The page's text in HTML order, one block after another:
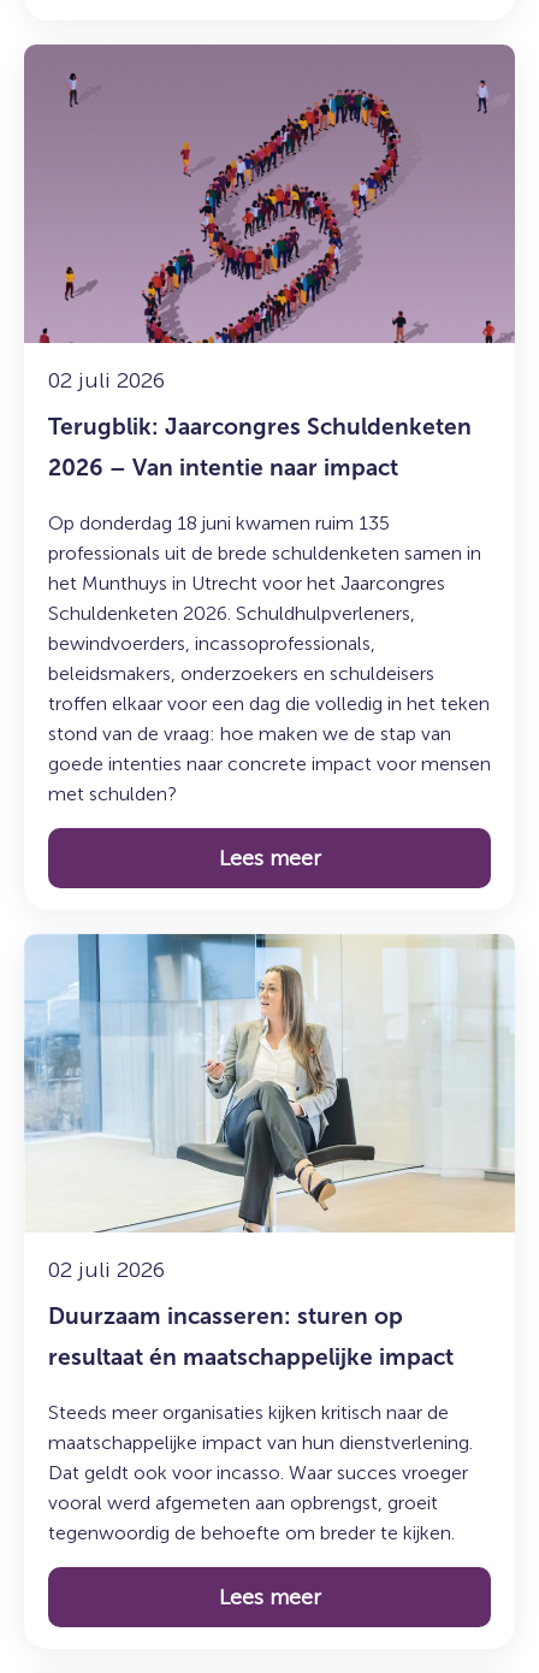
02 juli 2026
Terugblik: Jaarcongres Schuldenketen
2026 – Van intentie naar impact
Op donderdag 18 juni kwamen ruim 135
professionals uit de brede schuldenketen samen in
het Munthuys in Utrecht voor het Jaarcongres
Schuldenketen 2026. Schuldhulpverleners,
bewindvoerders, incassoprofessionals,
beleidsmakers, onderzoekers en schuldeisers
troffen elkaar voor een dag die volledig in het teken
stond van de vraag: hoe maken we de stap van
goede intenties naar concrete impact voor mensen
met schulden?
Lees meer
Lees
meer
naar
impact
02 juli 2026
Duurzaam incasseren: sturen op
resultaat én maatschappelijke impact
Steeds meer organisaties kijken kritisch naar de
maatschappelijke impact van hun dienstverlening.
Dat geldt ook voor incasso. Waar succes vroeger
vooral werd afgemeten aan opbrengst, groeit
tegenwoordig de behoefte om breder te kijken.
Lees meer
Lees
over:
Duurzaam
incasseren:
sturen
op
resultaat
impact